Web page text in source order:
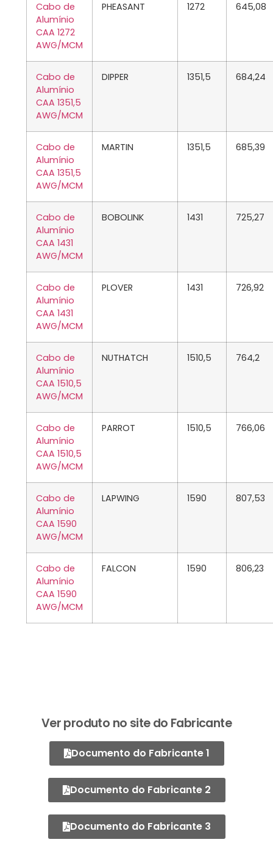
Cabo de
Alumínio
CAA 1272
AWG/MCM
PHEASANT 1272 645,08
Cabo de
Alumínio
CAA 1351,5
AWG/MCM
DIPPER 1351,5 684,24
Cabo de
Alumínio
CAA 1351,5
AWG/MCM
MARTIN 1351,5 685,39
Cabo de
Alumínio
CAA 1431
AWG/MCM
BOBOLINK 1431 725,27
Cabo de
Alumínio
CAA 1431
AWG/MCM
PLOVER 1431 726,92
Cabo de
Alumínio
CAA 1510,5
AWG/MCM
NUTHATCH 1510,5 764,2
Cabo de
Alumínio
CAA 1510,5
AWG/MCM
PARROT 1510,5 766,06
Cabo de
Alumínio
CAA 1590
AWG/MCM
LAPWING 1590 807,53
Cabo de
Alumínio
CAA 1590
AWG/MCM
FALCON 1590 806,23
Ver produto no site do Fabricante
Documento do Fabricante 1
Documento do Fabricante 2
Documento do Fabricante 3